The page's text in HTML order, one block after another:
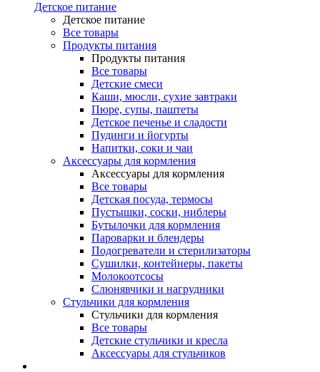
Детское питание
Детское питание
Все товары
Продукты питания
Продукты питания
Все товары
Детские смеси
Каши, мюсли, сухие завтраки
Пюре, супы, паштеты
Детское печенье и сладости
Пудинги и йогурты
Напитки, соки и чаи
Аксессуары для кормления
Аксессуары для кормления
Все товары
Детская посуда, термосы
Пустышки, соски, ниблеры
Бутылочки для кормления
Пароварки и блендеры
Подогреватели и стерилизаторы
Сушилки, контейнеры, пакеты
Молокоотсосы
Слюнявчики и нагрудники
Стульчики для кормления
Стульчики для кормления
Все товары
Детские стульчики и кресла
Аксессуары для стульчиков